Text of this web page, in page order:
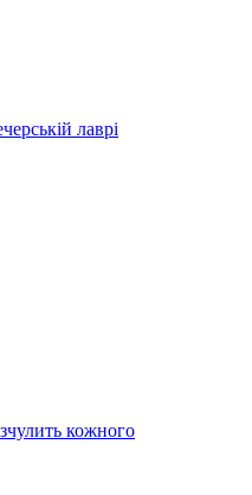
лаврі
кожного